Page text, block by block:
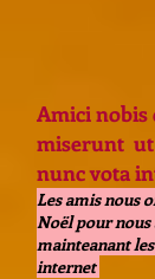
Amici
miserunt ut
nunc vota
Les amis nous
Noël pour nous
mainteanant
internet